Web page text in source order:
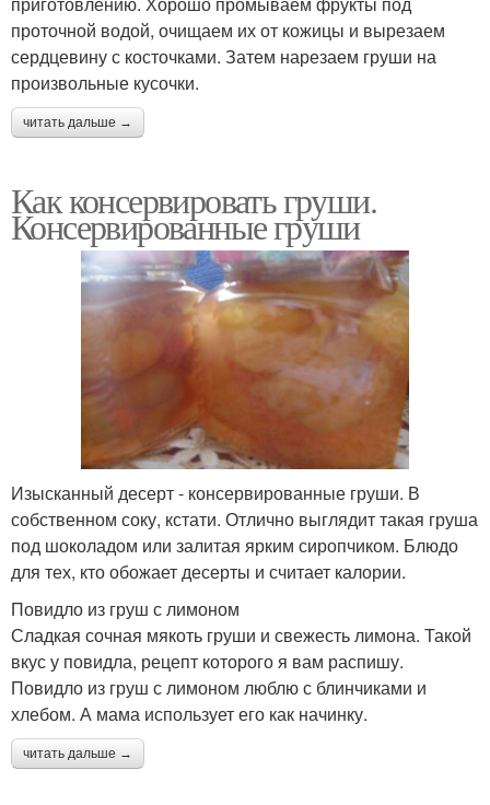
проточной водой, очищаем их от кожицы и вырезаем
сердцевину с косточками. Затем нарезаем груши на
произвольные кусочки.
читать дальше →
Как консервировать груши.
Консервированные груши
Изысканный десерт - консервированные груши. В
собственном соку, кстати. Отлично выглядит такая груша
под шоколадом или залитая ярким сиропчиком. Блюдо
для тех, кто обожает десерты и считает калории.
Повидло из груш с лимоном
Сладкая сочная мякоть груши и свежесть лимона. Такой
вкус у повидла, рецепт которого я вам распишу.
Повидло из груш с лимоном люблю с блинчиками и
хлебом. А мама использует его как начинку.
читать дальше →